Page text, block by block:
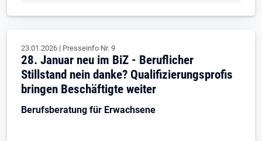
23.01.2026 | Presseinfo Nr. 9
28. Januar neu im BiZ - Beruflicher
Stillstand nein danke? Qualifizierungsprofis
bringen Beschäftigte weiter
Berufsberatung für Erwachsene